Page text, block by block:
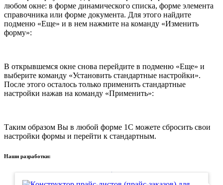
любом окне: в форме динамического списка, форме элемента
справочника или форме документа. Для этого найдите
подменю «Еще» и в нем нажмите на команду «Изменить
форму»:
В открывшемся окне снова перейдите в подменю «Еще» и
выберите команду «Установить стандартные настройки».
После этого осталось только применить стандартные
настройки нажав на команду «Применить»:
Таким образом Вы в любой форме 1С можете сбросить свои
настройки формы и перейти к стандартным.
Наши разработки: